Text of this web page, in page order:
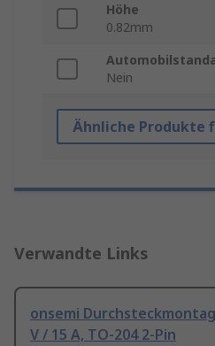
Höhe
0.82mm
Nein
Ähnliche Produkte
Verwandte Links
onsemi
V / 15 A, TO-204 2-Pin